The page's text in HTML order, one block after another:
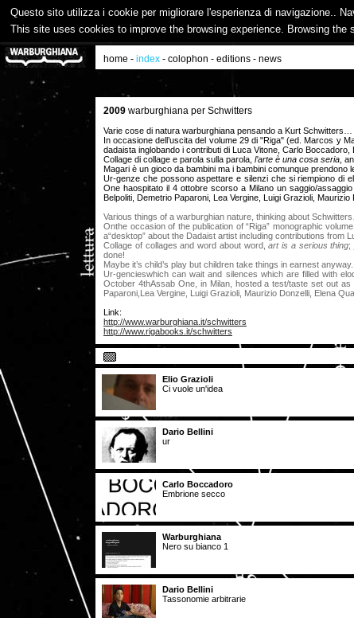
Questo sito utilizza i cookie per migliorare l'esperienza di navigazione..
This site uses cookies to improve the browsing experience. Browsing
home - index - colophon - editions - news
2009 warburghiana per Schwitters
Varie cose di natura warburghiana pensando a Kurt Schwitters…
In occasione dell’uscita del volume 29 di "Riga" (ed. Marcos y
dadaista inglobando i contributi di Luca Vitone, Carlo Boccadoro,
Collage di collage e parola sulla parola, l’arte è una cosa seria ,
Magari è un gioco da bambini ma i bambini comunque prendono
Ur-genze che possono aspettare e silenzi che si riempiono di
One haospitato il 4 ottobre scorso a Milano un saggio/
Belpoliti, Demetrio Paparoni, Lea Vergine, Luigi Grazioli,
Various things of a warburghian nature, thinking about
Onthe occasion of the publication of “Riga” monographic
a“desktop” about the Dadaist artist including contributions from
Collage of collages and word about word,art is a serious thing;
done!
Maybe it’s child’s play but children take things in earnest anyway.
Ur-gencieswhich can wait and silences which are filled with
October 4thAssab One, in Milan, hosted a test/taste set out
Paparoni,Lea Vergine, Luigi Grazioli, Maurizio Donzelli, Elena
Link:
http://www.warburghiana.it/schwitters
http://www.rigabooks.it/schwitters
Elio Grazioli
Ci vuole un'idea
Dario Bellini
ur
Carlo Boccadoro
Embrione secco
Warburghiana
Nero su bianco 1
Dario Bellini
Tassonomie arbitrarie